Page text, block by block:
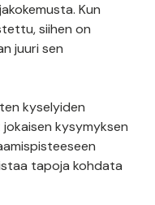
Kun
siihen on
juuri sen
kyselyiden
kysymyksen
tapoja kohdata